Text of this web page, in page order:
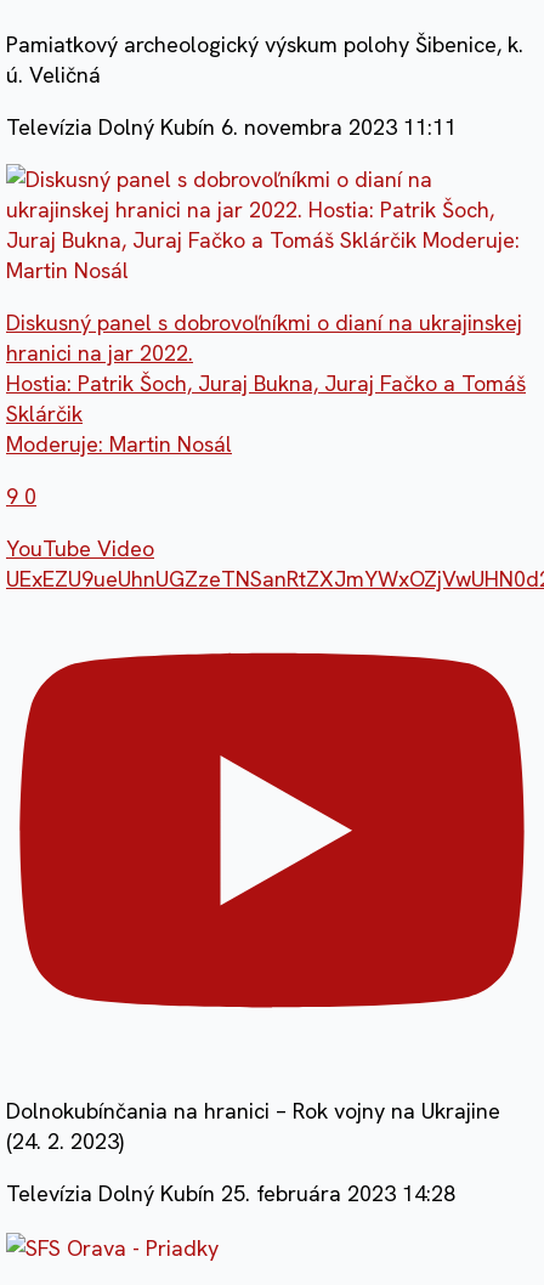
Pamiatkový archeologický výskum polohy Šibenice, k.
ú. Veličná
Televízia Dolný Kubín 6. novembra 2023 11:11
Diskusný panel s dobrovoľníkmi o dianí na ukrajinskej
hranici na jar 2022.
Hostia: Patrik Šoch, Juraj Bukna, Juraj Fačko a Tomáš
Sklárčik
Moderuje: Martin Nosál
9 0
YouTube Video
Dolnokubínčania na hranici – Rok vojny na Ukrajine
(24. 2. 2023)
Televízia Dolný Kubín 25. februára 2023 14:28